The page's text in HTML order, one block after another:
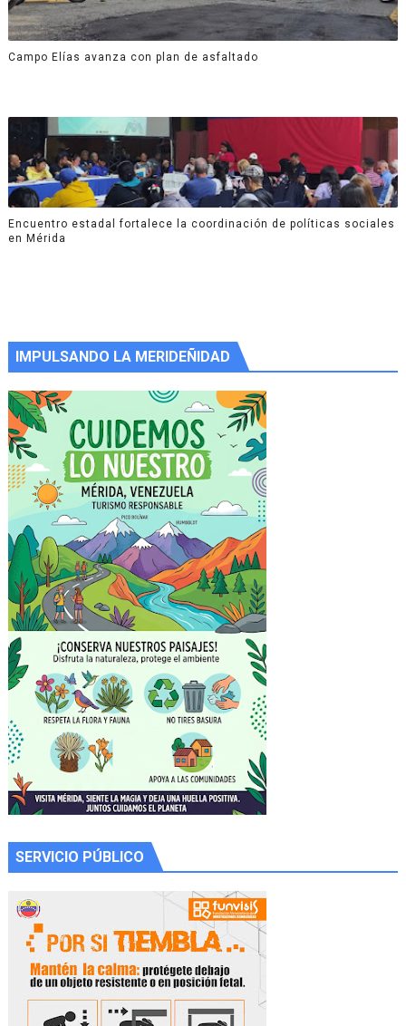
Campo Elías avanza con plan de asfaltado
Encuentro estadal fortalece la coordinación de políticas sociales
en Mérida
IMPULSANDO LA MERIDEÑIDAD
SERVICIO PÚBLICO